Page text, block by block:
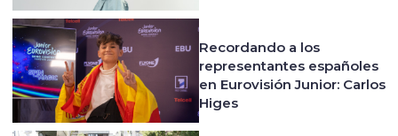
Recordando a los
representantes españoles
en Eurovisión Junior: Carlos
Higes